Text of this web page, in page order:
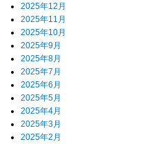
2025年12月
2025年11月
2025年10月
2025年9月
2025年8月
2025年7月
2025年6月
2025年5月
2025年4月
2025年3月
2025年2月